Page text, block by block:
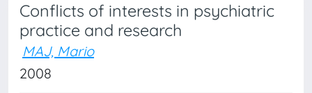
Conflicts of interests in psychiatric
practice and research
MAJ, Mario
2008